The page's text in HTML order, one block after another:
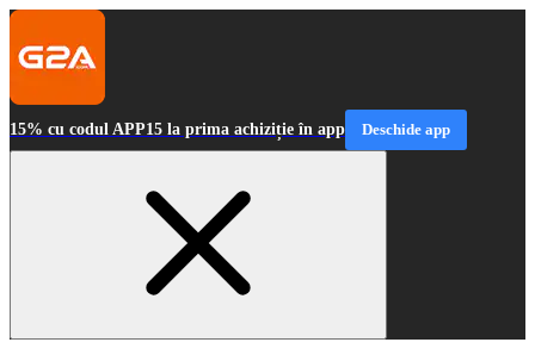
15% cu codul APP15 la prima achiziție în app Deschide app